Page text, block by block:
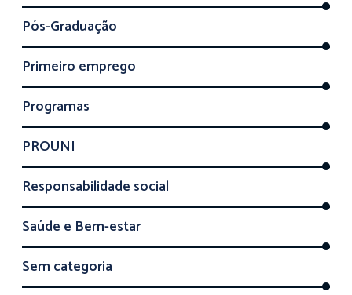
Pós-Graduação
Primeiro emprego
Programas
PROUNI
Responsabilidade social
Saúde e Bem-estar
Sem categoria